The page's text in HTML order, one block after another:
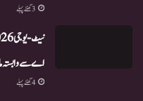
3 گھنٹے پہلے
اے سے وابستہ
4 گھنٹے پہلے